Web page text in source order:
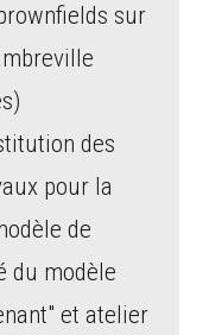
sur
des
pour la
de
du modèle
et atelier